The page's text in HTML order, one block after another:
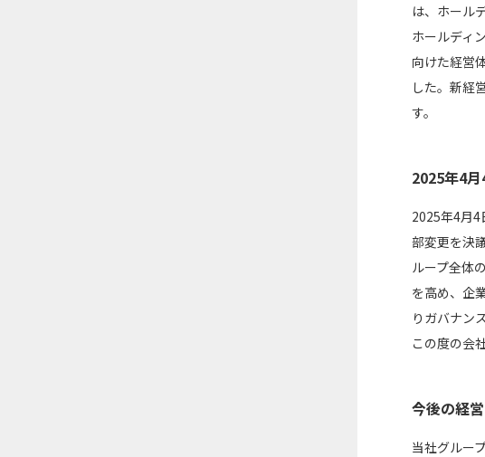
は、ホール
ホールディ
向けた経営
した。新経
す。
2025年4
2025年4月4
部変更を決
ループ全体
を高め、企
りガバナン
この度の会
今後の経
当社グルー